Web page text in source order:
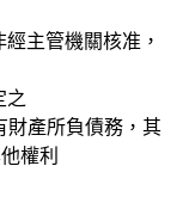
主管機關核准，
之
財產所負債務，其
權利